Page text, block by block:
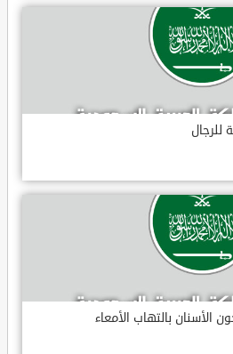
للرجال
بالتهاب الأمعاء